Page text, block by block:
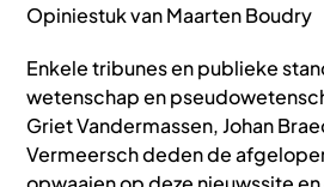
Opiniestuk van Maarten Boudry
Enkele tribunes en publieke
wetenschap en
Griet Vandermassen, Johan
Vermeersch deden de